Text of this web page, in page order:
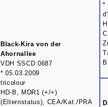
Black-Kira von der
Ahornallee
VDH SSCD 0687
* 05.03.2009
tricolour
HD-B, MDR1 (+/+)
(Elternstatus), CEA/Kat./PRA
*